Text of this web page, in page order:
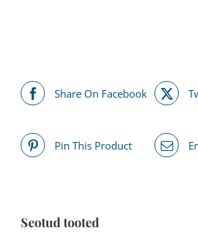
Share On Facebook
Pin This Product
Seotud tooted